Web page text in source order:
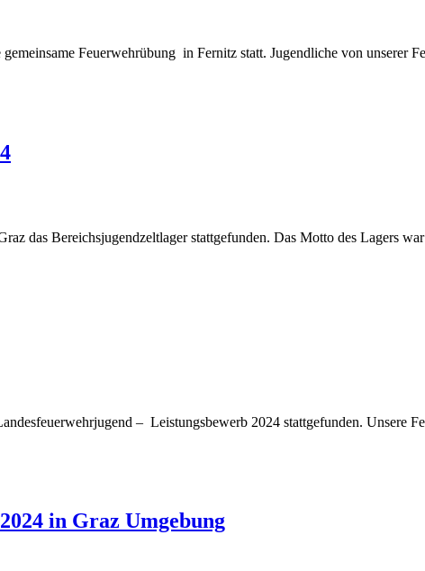
Feuerwehrübung in Fernitz statt. Jugendliche von unserer
das Bereichsjugendzeltlager stattgefunden. Das Motto des Lagers
– Leistungsbewerb 2024 stattgefunden. Unsere
in Graz Umgebung